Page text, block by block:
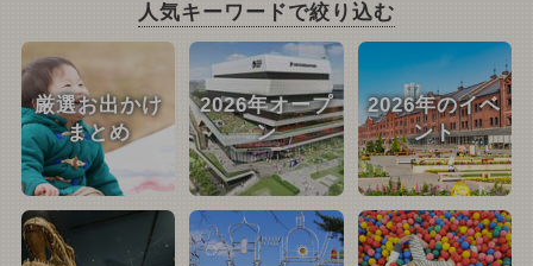
人気キーワードで絞り込む
厳選お出かけ
まとめ
2026年オープ
ン
2026年のイベ
ント